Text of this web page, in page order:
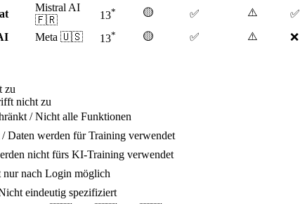
Mistral AI
🇫🇷
13* 🟡 ✅ ⚠️
✅
Meta 🇺🇸 13* 🟡 ✅ ⚠️ ❌
zu
nicht zu
/ Nicht alle Funktionen
Daten werden für Training verwendet
nicht fürs KI-Training verwendet
nach Login möglich
eindeutig spezifiziert